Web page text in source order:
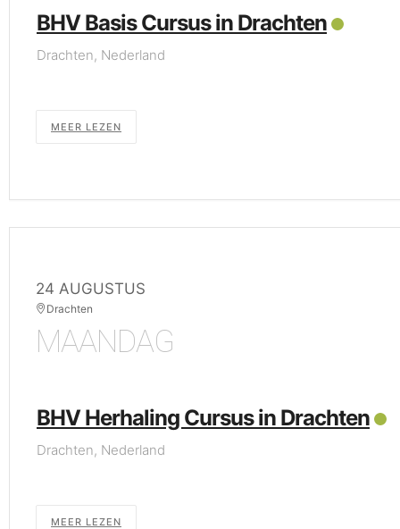
BHV Basis Cursus in Drachten
Drachten, Nederland
MEER LEZEN
24 AUGUSTUS
Drachten
MAANDAG
BHV Herhaling Cursus in Drachten
Drachten, Nederland
MEER LEZEN